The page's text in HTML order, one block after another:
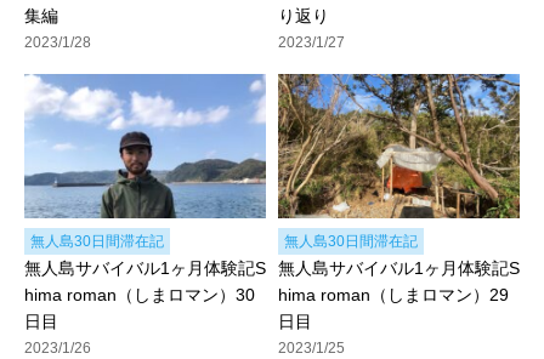
集編
2023/1/28
り返り
2023/1/27
無人島30日間滞在記
無人島サバイバル1ヶ月体験記S
hima roman（しまロマン）30
日目
2023/1/26
無人島30日間滞在記
無人島サバイバル1ヶ月体験記S
hima roman（しまロマン）29
日目
2023/1/25